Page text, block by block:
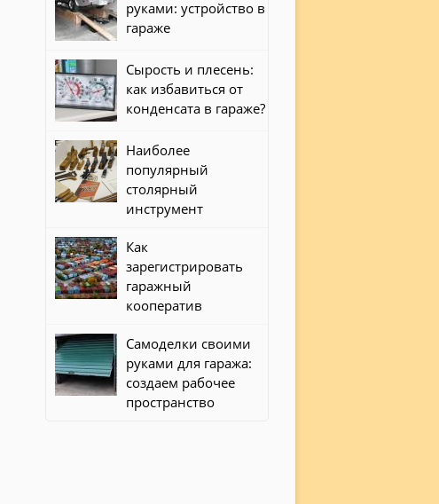
руками: устройство в
гараже
Сырость и плесень:
как избавиться от
конденсата в гараже?
Наиболее
популярный
столярный
инструмент
Как
зарегистрировать
гаражный
кооператив
Самоделки своими
руками для гаража:
создаем рабочее
пространство